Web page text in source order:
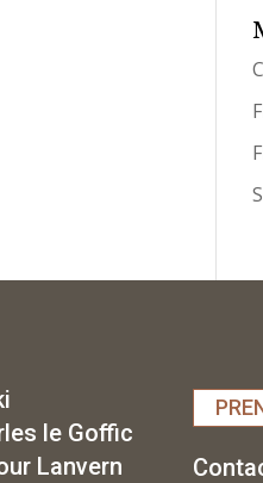
le Goffic
Lanvern